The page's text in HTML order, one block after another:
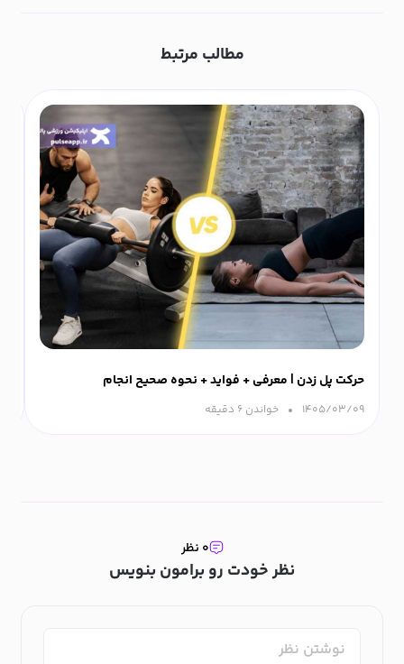
مطالب مرتبط
حرکت پل زدن | معرفی + فواید + نحوه صحیح انجام
۱۴۰۵/۰۳/۰۹ خواندن ۶ دقیقه‌
نظر خودت رو برامون بنویس
۰ نظر